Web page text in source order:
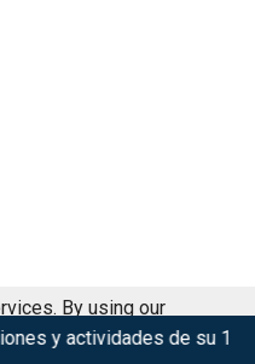
de su 15° edición
By using our
cookies.
Got it